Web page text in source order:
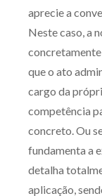
Batel
aprecie a
Neste caso, a
que o ato
cargo da
competência
concreto. Ou
fundamenta a
detalha
aplicação,